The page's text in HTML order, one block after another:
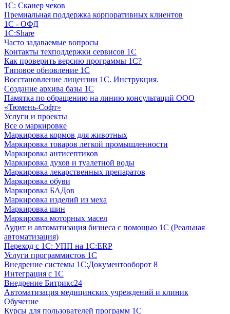
1С: Сканер чеков
Премиальная поддержка корпоративных клиентов
1С - ОФД
1С:Share
Часто задаваемые вопросы
Контакты техподдержки сервисов 1С
Как проверить версию программы 1С?
Типовое обновление 1С
Восстановление лицензии 1С. Инструкция.
Создание архива базы 1С
Памятка по обращению на линию консультаций ООО
«Тюмень-Софт»
Услуги и проекты
Все о маркировке
Маркировка кормов для животных
Маркировка товаров легкой промышленности
Маркировка антисептиков
Маркировка духов и туалетной воды
Маркировка лекарственных препаратов
Маркировка обуви
Маркировка БАДов
Маркировка изделий из меха
Маркировка шин
Маркировка моторных масел
Аудит и автоматизация бизнеса с помощью 1С (Реальная
автоматизация)
Переход с 1С: УПП на 1С:ERP
Услуги программистов 1С
Внедрение системы 1С:Документооборот 8
Интеграция с 1С
Внедрение Битрикс24
Автоматизация медицинских учреждений и клиник
Обучение
Курсы для пользователей программ 1С